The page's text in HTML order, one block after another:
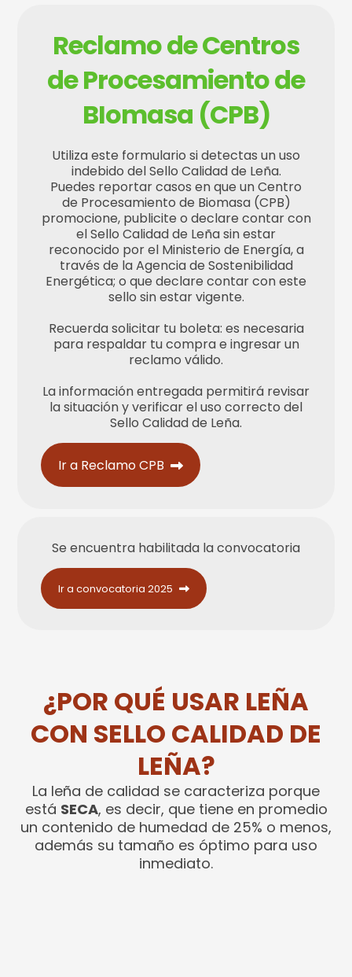
Se encuentra habilitada la convocatoria
Ir a convocatoria 2025
Reclamo de Centros
de Procesamiento de
BIomasa (CPB)
Utiliza este formulario si detectas un uso
indebido del Sello Calidad de Leña.
Puedes reportar casos en que un Centro
de Procesamiento de Biomasa (CPB)
promocione, publicite o declare contar con
el Sello Calidad de Leña sin estar
reconocido por el Ministerio de Energía, a
través de la Agencia de Sostenibilidad
Energética; o que declare contar con este
sello sin estar vigente.
Recuerda solicitar tu boleta: es necesaria
para respaldar tu compra e ingresar un
reclamo válido.
La información entregada permitirá revisar
la situación y verificar el uso correcto del
Sello Calidad de Leña.
Ir a Reclamo CPB
¿POR QUÉ USAR LEÑA
CON SELLO CALIDAD DE
LEÑA?
La leña de calidad se caracteriza porque
está SECA, es decir, que tiene en promedio
un contenido de humedad de 25% o menos,
además su tamaño es óptimo para uso
inmediato.